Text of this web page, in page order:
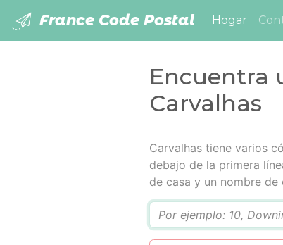
France Code Postal Hogar
Encuentra
Carvalhas
Carvalhas tiene varios
debajo de la primera
de casa y un nombre de